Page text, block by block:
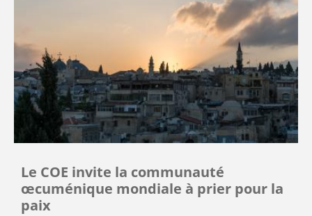
Le COE invite la communauté
œcuménique mondiale à prier pour la
paix